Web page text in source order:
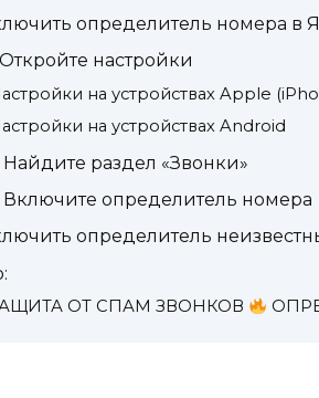
определитель номера в
настройки
на устройствах Apple
на устройствах Android
раздел «Звонки»
Включите определитель номера
определитель
ОТ СПАМ ЗВОНКОВ